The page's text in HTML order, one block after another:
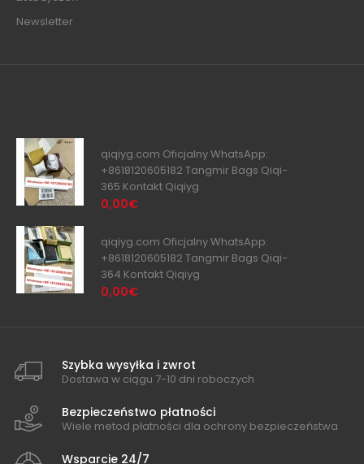
Newsletter
qiqiyg.com Oficjalny WhatsApp:
+8618120605182 Tangmir Bags Qiqi-
365 Kontakt Qiqiyg
0,00€
qiqiyg.com Oficjalny WhatsApp:
+8618120605182 Tangmir Bags Qiqi-
364 Kontakt Qiqiyg
0,00€
Szybka wysyłka i zwrot
Dostawa w ciągu 7-10 dni roboczych
Bezpieczeństwo płatności
Wiele metod płatności dla ochrony bezpieczeństwa
Wsparcie 24/7